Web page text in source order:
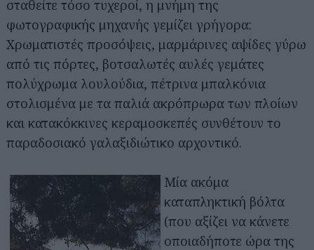
σταθείτε τόσο τυχεροί, η μνήμη της
φωτογραφικής μηχανής γεμίζει γρήγορα:
Χρωματιστές προσόψεις, μαρμάρινες αψίδες γύρω
από τις πόρτες, βοτσαλωτές αυλές γεμάτες
πολύχρωμα λουλούδια, πέτρινα μπαλκόνια
στολισμένα με τα παλιά ακρόπρωρα των πλοίων
και κατακόκκινες κεραμοσκεπές συνθέτουν το
παραδοσιακό γαλαξιδιώτικο αρχοντικό.
Μία ακόμα
καταπληκτική βόλτα
(που αξίζει να κάνετε
οποιαδήποτε ώρα της